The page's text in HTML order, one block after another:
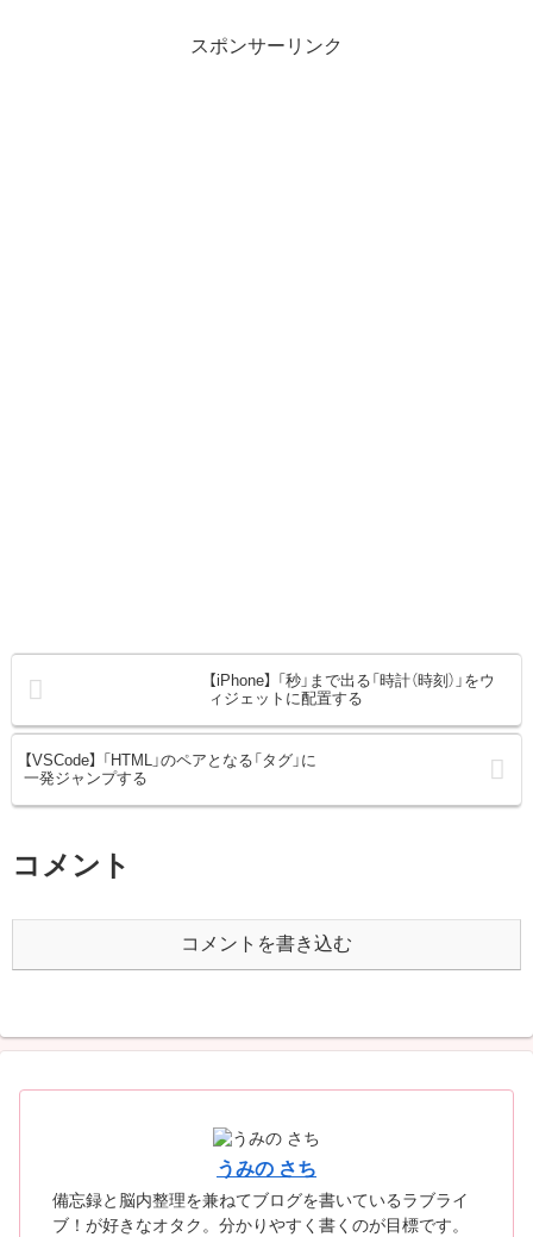
スポンサーリンク
【iPhone】 「秒」まで出る「時計（時刻）」をウ
ィジェットに配置する
【VSCode】 「HTML」のペアとなる「タグ」に
一発ジャンプする
コメント
コメントを書き込む
うみの さち
備忘録と脳内整理を兼ねてブログを書いているラブライ
ブ！が好きなオタク。分かりやすく書くのが目標です。